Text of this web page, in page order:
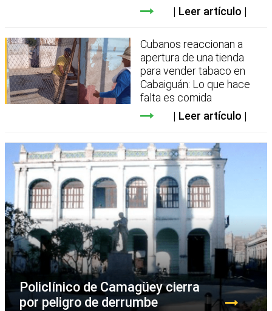
Leer artículo
Cubanos reaccionan a
apertura de una tienda
para vender tabaco en
Cabaiguán: Lo que hace
falta es comida
Leer artículo
Policlínico de Camagüey cierra
por peligro de derrumbe